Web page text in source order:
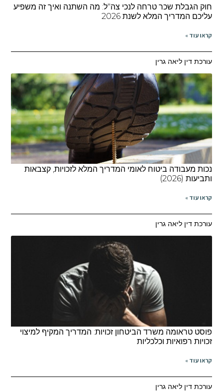
חוק הגבלת שכר טרחה לנכי צה"ל: מה השתנה ואיך זה משפיע
עליכם המדריך המלא לשנת 2026
קראו עוד »
עורכת דין ליאה גרין
נכות מעבודה ביטוח לאומי המדריך המלא לזכויות, קצבאות
ותביעות (2026)
קראו עוד »
עורכת דין ליאה גרין
פוסט טראומה משרד הביטחון זכויות: המדריך המקיף למיצוי
זכויות רפואיות וכלכליות
קראו עוד »
עורכת דין ליאה גרין